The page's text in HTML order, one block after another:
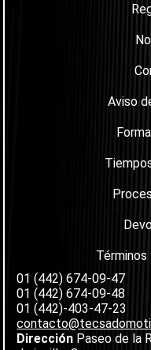
Aviso
01 (442) 674-09-47
01 (442) 674-09-48
01 (442)-403-47-23
Dirección Paseo de la